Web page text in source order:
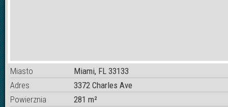
Miasto
Miami, FL 33133
Adres
3372 Charles Ave
Powierznia
281 m²